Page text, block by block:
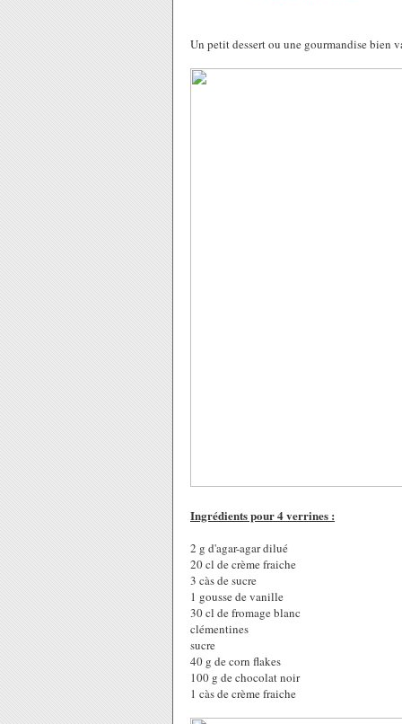
Un petit dessert ou une gourmandise bien
Ingrédients pour 4 verrines :
2 g d'agar-agar dilué
20 cl de crème fraiche
3 càs de sucre
1 gousse de vanille
30 cl de fromage blanc
clémentines
sucre
40 g de corn flakes
100 g de chocolat noir
1 càs de crème fraiche